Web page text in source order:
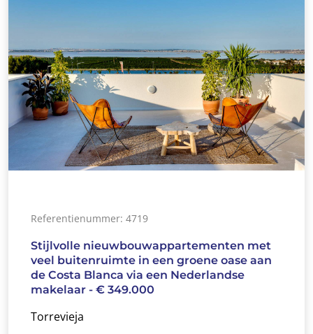
Referentienummer: 4719
Stijlvolle nieuwbouwappartementen met
veel buitenruimte in een groene oase aan
de Costa Blanca via een Nederlandse
makelaar - € 349.000
Torrevieja